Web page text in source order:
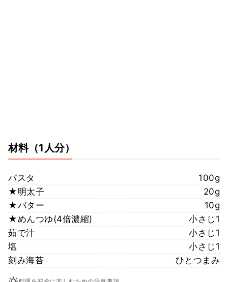
材料（1人分）
パスタ
100g
★明太子
20g
★バター
10g
★めんつゆ(4倍濃縮)
小さじ1
茹で汁
小さじ1
塩
小さじ1
刻み海苔
ひとつまみ